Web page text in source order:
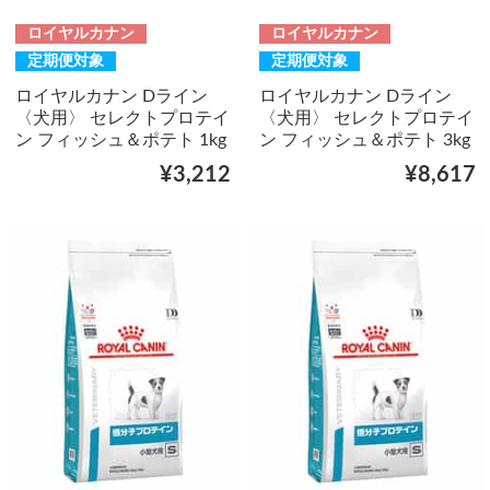
ロイヤルカナン
定期便対象
ロイヤルカナン Dライン
〈犬用〉 セレクトプロテイ
ン フィッシュ＆ポテト 1kg
¥3,212
ロイヤルカナン
定期便対象
ロイヤルカナン Dライン
〈犬用〉 セレクトプロテイ
ン フィッシュ＆ポテト 3kg
¥8,617